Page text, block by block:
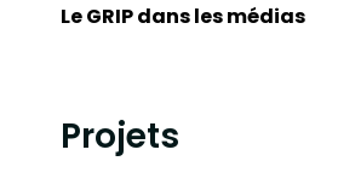
Le GRIP dans les médias
Projets